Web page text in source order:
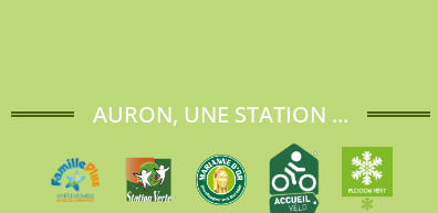
AURON, UNE STATION ...